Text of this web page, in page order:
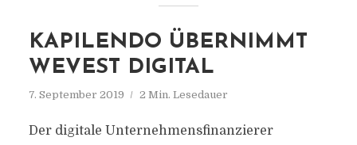
KAPILENDO ÜBERNIMMT
WEVEST DIGITAL
7. September 2019 2 Min. Lesedauer
Der digitale Unternehmensfinanzierer